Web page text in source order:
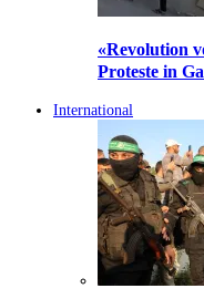
«Revolution
Proteste in
International